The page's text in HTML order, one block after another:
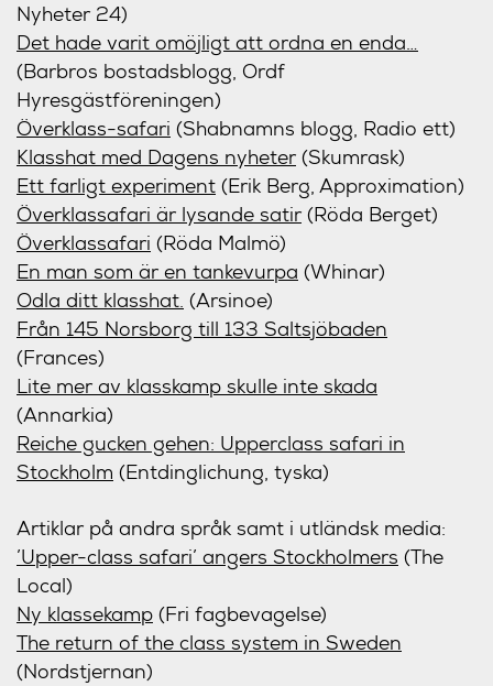
Nyheter 24)
Det hade varit omöjligt att ordna en enda…
(Barbros bostadsblogg, Ordf
Hyresgästföreningen)
Överklass-safari (Shabnamns blogg, Radio ett)
Klasshat med Dagens nyheter (Skumrask)
Ett farligt experiment (Erik Berg, Approximation)
Överklassafari är lysande satir (Röda Berget)
Överklassafari (Röda Malmö)
En man som är en tankevurpa (Whinar)
Odla ditt klasshat. (Arsinoe)
Från 145 Norsborg till 133 Saltsjöbaden
(Frances)
Lite mer av klasskamp skulle inte skada
(Annarkia)
Reiche gucken gehen: Upperclass safari in
Stockholm (Entdinglichung, tyska)
Artiklar på andra språk samt i utländsk media:
’Upper-class safari’ angers Stockholmers (The
Local)
Ny klassekamp (Fri fagbevagelse)
The return of the class system in Sweden
(Nordstjernan)